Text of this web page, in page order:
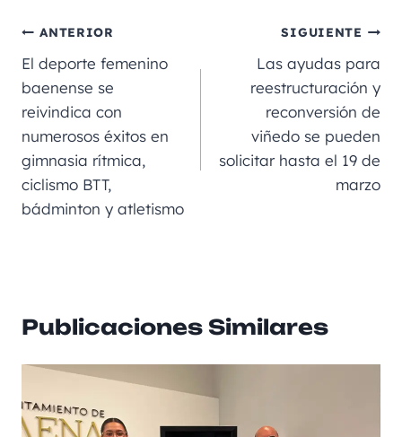
e
b
o
o
k
l
m n
A
p
a
rt
ir
ANTERIOR
El deporte femenino
baenense se
reivindica con
numerosos éxitos en
gimnasia rítmica,
ciclismo BTT,
bádminton y atletismo
SIGUIENTE
Las ayudas para
reestructuración y
reconversión de
viñedo se pueden
solicitar hasta el 19 de
marzo
Publicaciones Similares